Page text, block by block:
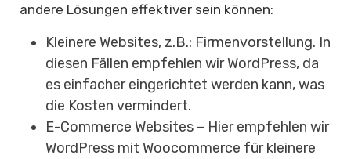
andere Lösungen effektiver sein können:
Kleinere Websites, z.B.: Firmenvorstellung. In
diesen Fällen empfehlen wir WordPress, da
es einfacher eingerichtet werden kann, was
die Kosten vermindert.
E-Commerce Websites – Hier empfehlen wir
WordPress mit Woocommerce für kleinere